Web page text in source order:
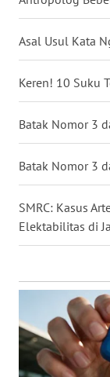
Asal Usul Kata
Keren! 10 Suku
Batak Nomor 3
Batak Nomor 3
SMRC: Kasus
Elektabilitas di
SULBAR
WN
BABEL
WN
SUMBAR
WN
WN
WN
LAMPUNG
WN
JATENG